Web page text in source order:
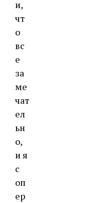
и,
чт
о
вс
е
за
ме
чат
ел
ьн
о,
и я
с
оп
ер